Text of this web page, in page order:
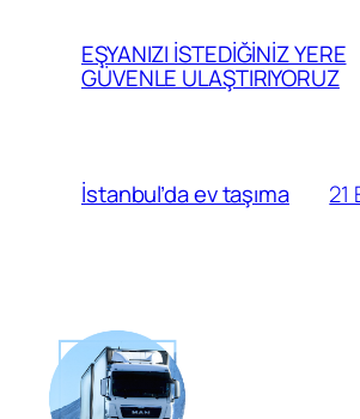
EŞYANIZI İSTEDİĞİNİZ YERE
GÜVENLE ULAŞTIRIYORUZ
İstanbul’da ev taşıma 21